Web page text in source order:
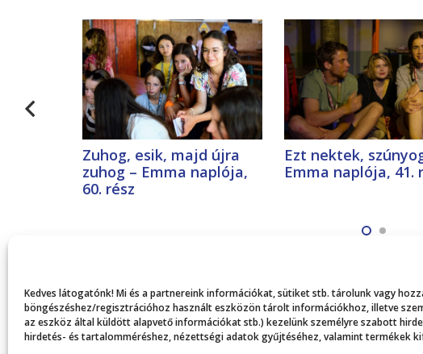
Kedves látogatónk! Mi és a partnereink információkat, sütiket stb. tárolunk vagy
böngészéshez/regisztrációhoz használt eszközön tárolt információkhoz, illetve
az eszköz által küldött alapvető információkat stb.) kezelünk személyre szabott
hirdetés- és tartalomméréshez, nézettségi adatok gyűjtéséhez, valamint termékek
Zuhog, esik, majd újra
zuhog – Emma naplója,
60. rész
Ezt nektek,
Emma naplója, 41.